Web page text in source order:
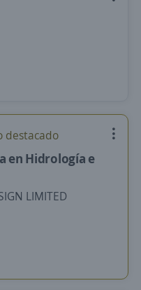
destacado
en Hidrología e
LIMITED